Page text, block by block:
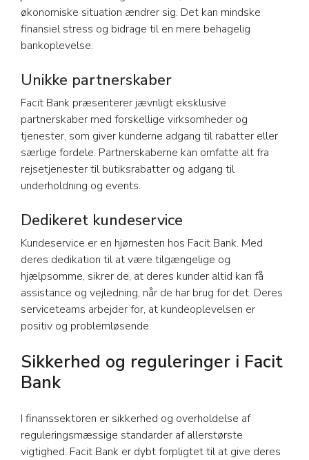
økonomiske situation ændrer sig. Det kan mindske
finansiel stress og bidrage til en mere behagelig
bankoplevelse.
Unikke partnerskaber
Facit Bank præsenterer jævnligt eksklusive
partnerskaber med forskellige virksomheder og
tjenester, som giver kunderne adgang til rabatter eller
særlige fordele. Partnerskaberne kan omfatte alt fra
rejsetjenester til butiksrabatter og adgang til
underholdning og events.
Dedikeret kundeservice
Kundeservice er en hjørnesten hos Facit Bank. Med
deres dedikation til at være tilgængelige og
hjælpsomme, sikrer de, at deres kunder altid kan få
assistance og vejledning, når de har brug for det. Deres
serviceteams arbejder for, at kundeoplevelsen er
positiv og problemløsende.
Sikkerhed og reguleringer i Facit
Bank
I finanssektoren er sikkerhed og overholdelse af
reguleringsmæssige standarder af allerstørste
vigtighed. Facit Bank er dybt forpligtet til at give deres